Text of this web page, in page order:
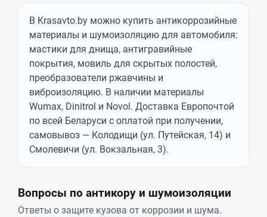
В Krasavto.by можно купить антикоррозийные
материалы и шумоизоляцию для автомобиля:
мастики для днища, антигравийные
покрытия, мовиль для скрытых полостей,
преобразователи ржавчины и
виброизоляцию. В наличии материалы
Wumax, Dinitrol и Novol. Доставка Европочтой
по всей Беларуси с оплатой при получении,
самовывоз — Колодищи (ул. Путейская, 14) и
Смолевичи (ул. Вокзальная, 3).
Вопросы по антикору и шумоизоляции
Ответы о защите кузова от коррозии и шума.